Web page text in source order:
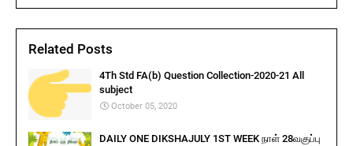
Related Posts
4Th Std FA(b) Question Collection-2020-21 All
subject
October 05, 2020
DAILY ONE DIKSHAJULY 1ST WEEK நாள் 28வகுப்பு